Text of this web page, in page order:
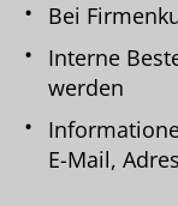
Bei
Interne
werden
E-Mail,